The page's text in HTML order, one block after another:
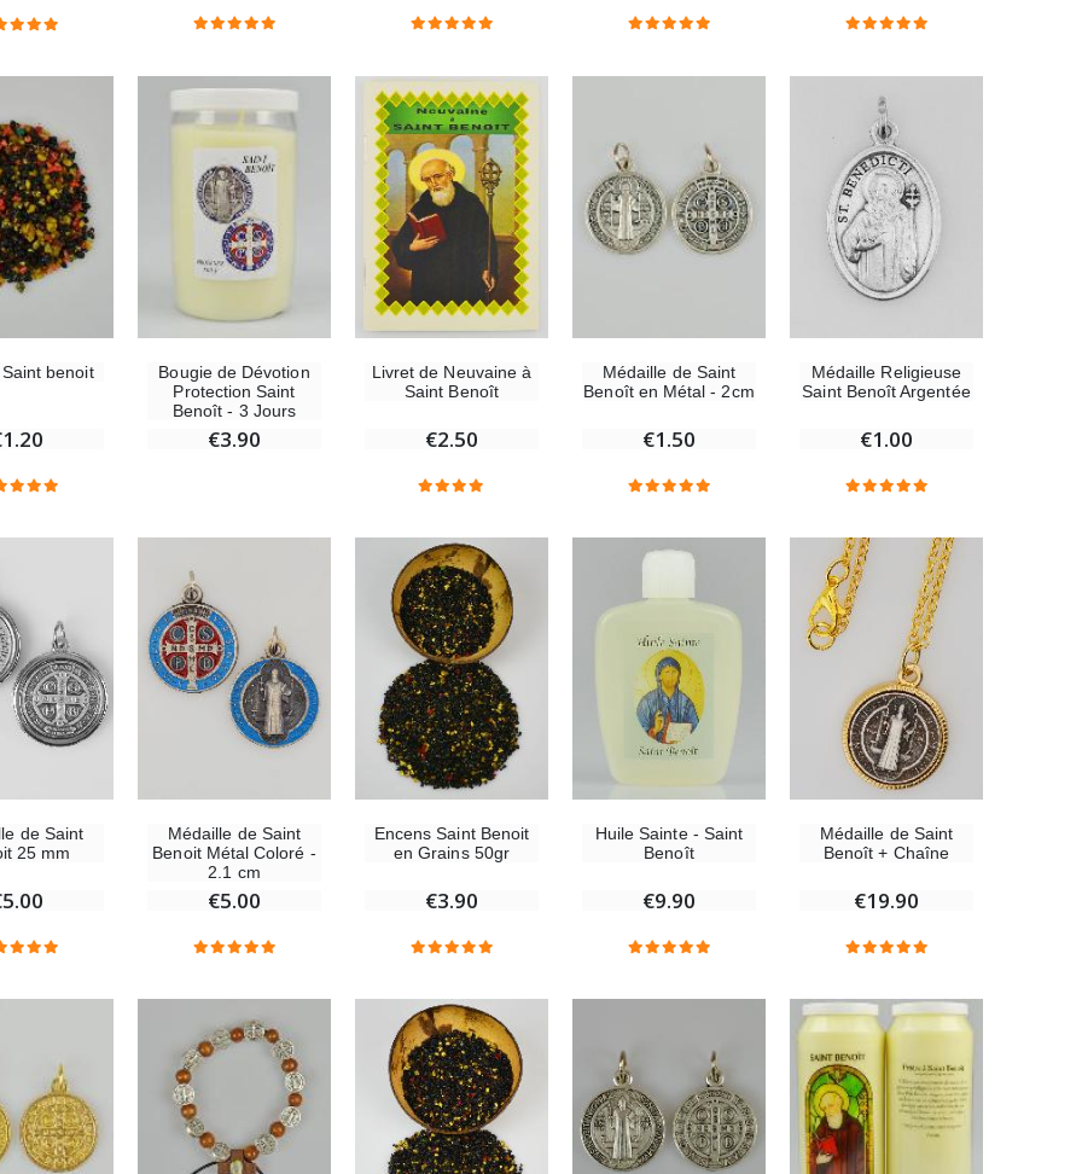
benoit
Bougie de Dévotion
Protection Saint
Benoît - 3 Jours
€3.90
Livret de Neuvaine à
Saint Benoît
€2.50
Médaille de Saint
Benoît en Métal - 2cm
€1.50
Médaille Religieuse
Saint Benoît Argentée
€1.00
de Saint
25 mm
Médaille de Saint
Benoit Métal Coloré -
2.1 cm
€5.00
Encens Saint Benoit
en Grains 50gr
€3.90
Huile Sainte - Saint
Benoît
€9.90
Médaille de Saint
Benoît + Chaîne
€19.90
€15.00
€21.90
€130.00
Médaille Miraculeuse Rose - 19mm
€2.50
€5.00
€23.00
€9.60
-20%
Déposez votre Neuvaine à Lourdes
€12.00 €9.60
Bonbons Pastilles Menthe à l'Eau de Lourdes - 130g
€7.90
€4.95
Lot de 20 Bougies de Neuvaine Blanches
€58.50
Huile d'Onction
€9.90
€15.00 €13.50
€21.90
€130.00
€2.50
€5.00
€23.00